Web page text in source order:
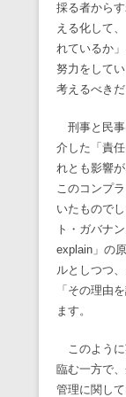
採る者から
える化して
れているか
努力をして
考えるべきだ
刑事と民事
介した「責
れとも影響
このコンプ
いたもので
ト・ガバナ
explain」の
ルとしつつ
「その理由
ます。
このよう
臨む一方で
管理に関し